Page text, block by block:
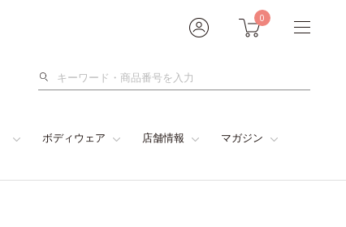
0
検
ボディウェア 店舗情報 マガジン